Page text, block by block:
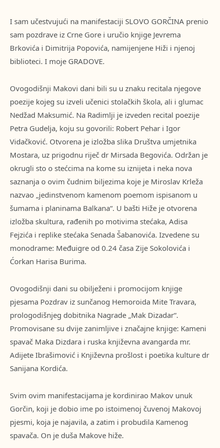
I sam učestvujući na manifestaciji SLOVO GORČINA prenio
sam pozdrave iz Crne Gore i uručio knjige Jevrema
Brkovića i Dimitrija Popovića, namijenjene Hiži i njenoj
biblioteci. I moje GRADOVE.
Ovogodišnji Makovi dani bili su u znaku recitala njegove
poezije kojeg su izveli učenici stolačkih škola, ali i glumac
Nedžad Maksumić. Na Radimlji je izveden recital poezije
Petra Gudelja, koju su govorili: Robert Pehar i Igor
Vidačković. Otvorena je izložba slika Društva umjetnika
Mostara, uz prigodnu riječ dr Mirsada Begovića. Održan je
okrugli sto o stećcima na kome su iznijeta i neka nova
saznanja o ovim čudnim biljezima koje je Miroslav Krleža
nazvao „jedinstvenom kamenom poemom ispisanom u
šumama i planinama Balkana“. U bašti Hiže je otvorena
izložba skultura, rađenih po motivima stećaka, Adisa
Fejzića i replike stećaka Senada Šabanovića. Izvedene su
monodrame: Međuigre od 0.24 časa Zije Sokolovića i
Ćorkan Harisa Burima.
Ovogodišnji dani su obilježeni i promocijom knjige
pjesama Pozdrav iz sunčanog Hemoroida Mite Travara,
prologodišnjeg dobitnika Nagrade „Mak Dizadar“.
Promovisane su dvije zanimljive i značajne knjige: Kameni
spavač Maka Dizdara i ruska književna avangarda mr.
Adijete Ibrašimović i Književna prošlost i poetika kulture dr
Sanijana Kordića.
Svim ovim manifestacijama je kordinirao Makov unuk
Gorčin, koji je dobio ime po istoimenoj čuvenoj Makovoj
pjesmi, koja je najavila, a zatim i probudila Kamenog
spavača. On je duša Makove hiže.